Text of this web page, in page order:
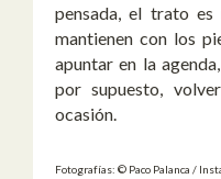
pensada, el trato
mantienen con los
apuntar en la
por supuesto,
ocasión.
Fotografías: © Paco Palanca /